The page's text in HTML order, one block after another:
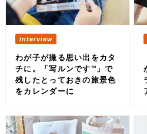
わが子が撮る思い出をカタ
チに。「写ルンです™︎」で
残したとっておきの旅景色
をカレンダーに